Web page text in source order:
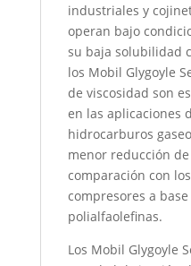
industriales y
operan bajo
su baja solubilidad
los Mobil Glygoyle
de viscosidad son
en las aplicaciones
hidrocarburos
menor reducción
comparación con
compresores a
polialfaolefinas.
Los Mobil Glygoyle